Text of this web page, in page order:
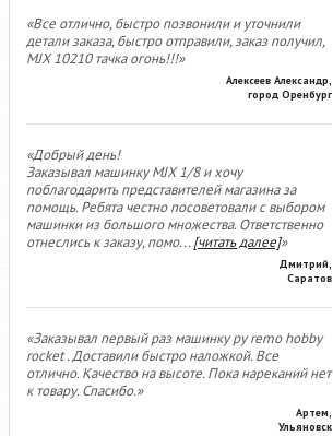
«Все отлично, быстро позвонили и уточнили
детали заказа, быстро отправили, заказ получил,
MJX 10210 тачка огонь!!!»
Алексеев Александр,
город Оренбург
«Добрый день!
Заказывал машинку MJX 1/8 и хочу
поблагодарить представителей магазина за
помощь. Ребята честно посоветовали с выбором
машинки из большого множества. Ответственно
отнеслись к заказу, помо...[читать далее]»
Дмитрий,
Саратов
«Заказывал первый раз машинку ру remo hobby
rocket . Доставили быстро наложкой. Все
отлично. Качество на высоте. Пока нареканий нет
к товару. Спасибо.»
Артем,
Ульяновск